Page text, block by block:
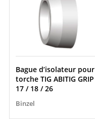
Bague d’isolateur pour
torche TIG ABITIG GRIP
17 / 18 / 26
Binzel